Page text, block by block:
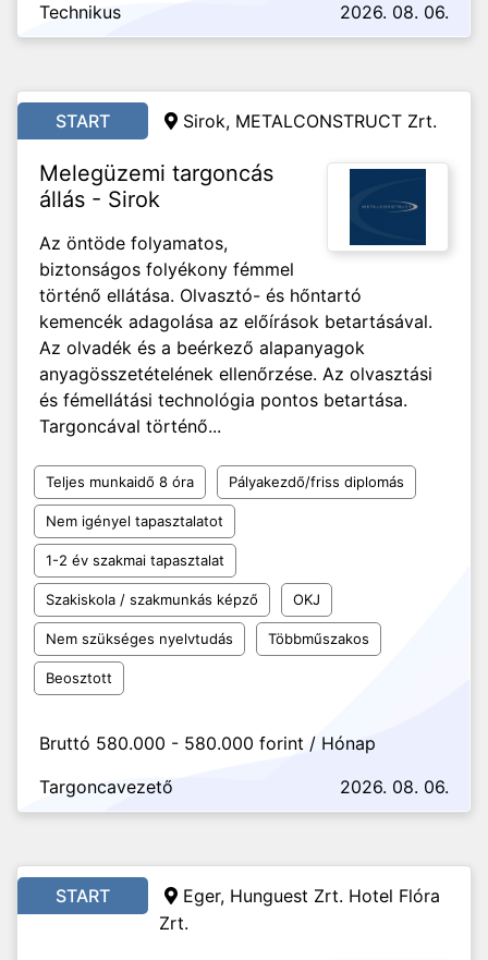
Technikus
2026. 08. 06.
START Sirok, METALCONSTRUCT Zrt.
Melegüzemi targoncás
állás - Sirok
Az öntöde folyamatos,
biztonságos folyékony fémmel
történő ellátása. Olvasztó- és hőntartó
kemencék adagolása az előírások betartásával.
Az olvadék és a beérkező alapanyagok
anyagösszetételének ellenőrzése. Az olvasztási
és fémellátási technológia pontos betartása.
Targoncával történő...
Teljes munkaidő 8 óra Pályakezdő/friss diplomás
Nem igényel tapasztalatot
1-2 év szakmai tapasztalat
Szakiskola / szakmunkás képző OKJ
Nem szükséges nyelvtudás Többműszakos
Beosztott
Bruttó 580.000 - 580.000 forint / Hónap
Targoncavezető
2026. 08. 06.
START Eger, Hunguest Zrt. Hotel Flóra
Zrt.